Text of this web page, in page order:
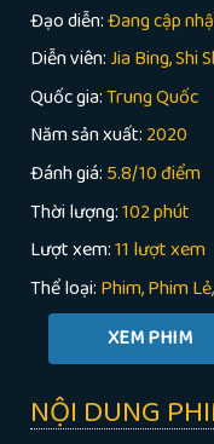
Đạo diễn:Đang cập
Diễn viên:Jia Bing, Shi
Quốc gia:Trung Quốc
Năm sản xuất: 2020
Đánh giá: 5.8/10 điểm
Thời lượng:102 phút
Lượt xem:11 lượt xem
Thể loại: Phim Phim Lẻ
NỘI DUNG